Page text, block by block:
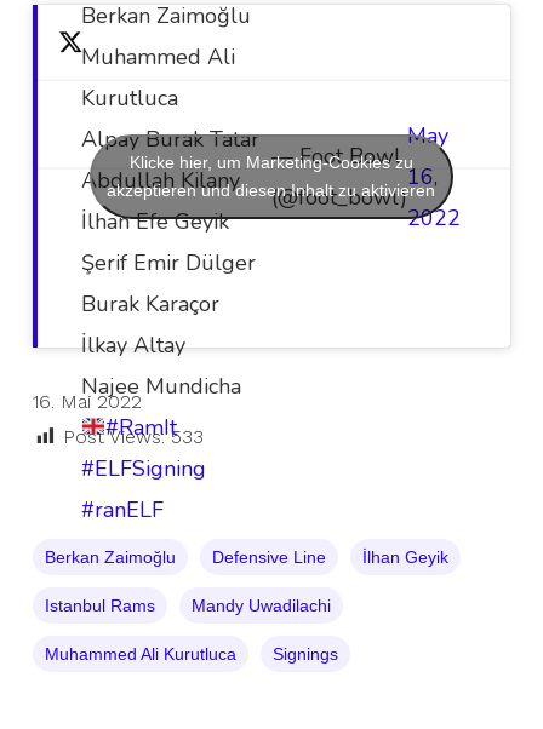
Berkan Zaimoğlu
Muhammed Ali
Kurutluca
Alpay Burak Tatar
Abdullah Kilany
İlhan Efe Geyik
Şerif Emir Dülger
Burak Karaçor
İlkay Altay
Najee Mundicha
#RamIt
#ELFSigning
#ranELF
— Foot Bowl
(@foot_bowl)
May
16,
2022
Klicke hier, um Marketing-Cookies zu
akzeptieren und diesen Inhalt zu aktivieren
16. Mai 2022
Post Views: 533
Berkan Zaimoğlu Defensive Line İlhan Geyik
Istanbul Rams Mandy Uwadilachi
Muhammed Ali Kurutluca Signings